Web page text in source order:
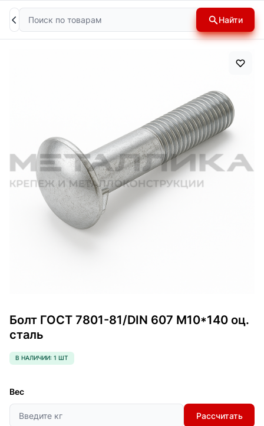
Поиск Найти
Болт ГОСТ 7801-81/DIN 607 М10*140 оц.
сталь
В НАЛИЧИИ: 1 ШТ
Вес
Рассчитать